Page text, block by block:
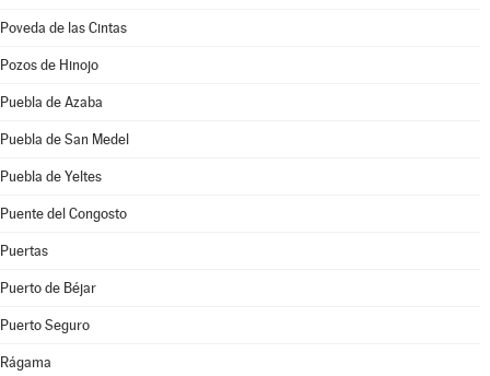
Poveda de las Cintas
Pozos de Hinojo
Puebla de Azaba
Puebla de San Medel
Puebla de Yeltes
Puente del Congosto
Puertas
Puerto de Béjar
Puerto Seguro
Rágama